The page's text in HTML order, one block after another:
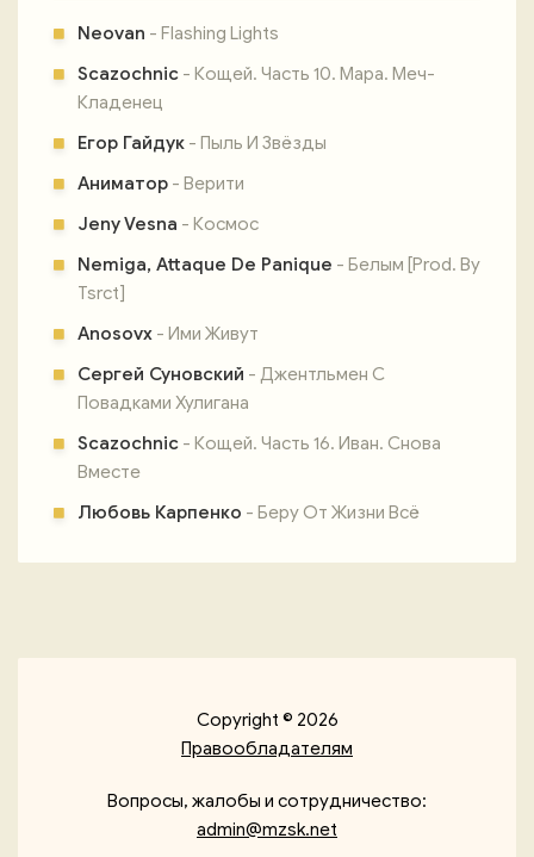
Neovan - Flashing Lights
Scazochnic - Кощей. Часть 10. Мара. Меч-
Кладенец
Егор Гайдук - Пыль И Звёзды
Аниматор - Верити
Jeny Vesna - Космос
Nemiga, Attaque De Panique - Белым [Prod. By
Tsrct]
Anosovx - Ими Живут
Сергей Суновский - Джентльмен С
Повадками Хулигана
Scazochnic - Кощей. Часть 16. Иван. Снова
Вместе
Любовь Карпенко - Беру От Жизни Всё
Copyright © 2026
Правообладателям
Вопросы, жалобы и сотрудничество:
admin@mzsk.net